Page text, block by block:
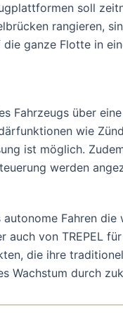
soll
rangieren,
ganze Flotte in
Fahrzeugs über
wie
ist möglich.
werden
Fahren
auch von
die ihre
Wachstum durch